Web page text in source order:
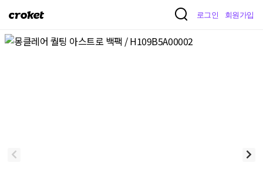
크
켓
로그인 회원가입